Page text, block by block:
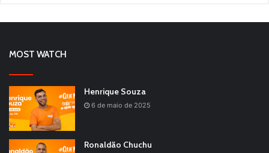
MOST WATCH
Henrique Souza
6 de maio de 2025
Ronaldão Chuchu